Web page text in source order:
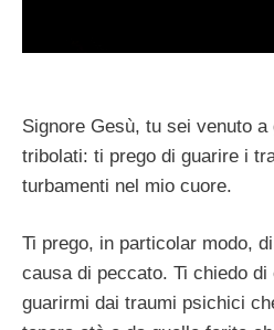
Signore Gesù, tu sei venuto
tribolati: ti prego di guarire i
turbamenti nel mio cuore.
Ti prego, in particolar modo,
causa di peccato. Ti chiedo
guarirmi dai traumi psichici